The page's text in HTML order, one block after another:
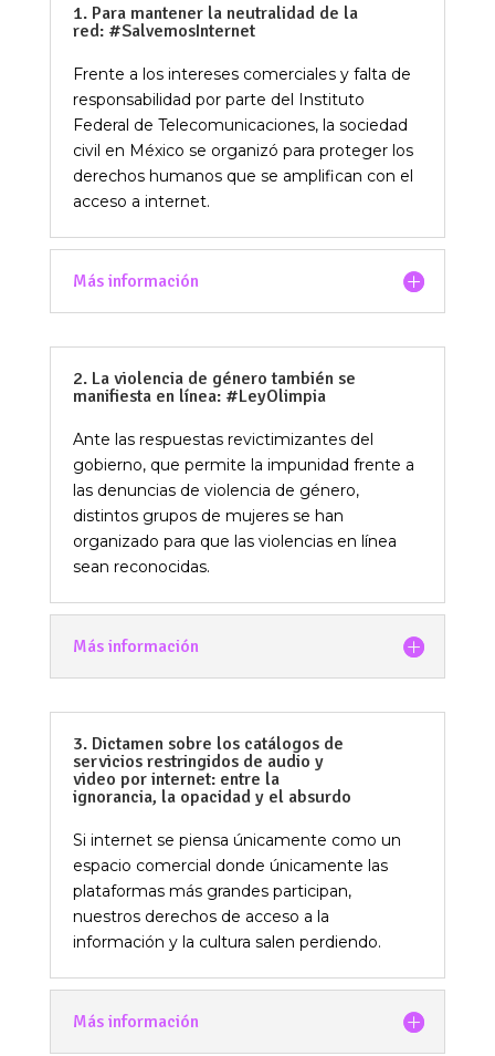
1. Para mantener la neutralidad de la
red: #SalvemosInternet
Frente a los intereses comerciales y falta de
responsabilidad por parte del Instituto
Federal de Telecomunicaciones, la sociedad
civil en México se organizó para proteger los
derechos humanos que se amplifican con el
acceso a internet.
Más información
2. La violencia de género también se
manifiesta en línea: #LeyOlimpia
Ante las respuestas revictimizantes del
gobierno, que permite la impunidad frente a
las denuncias de violencia de género,
distintos grupos de mujeres se han
organizado para que las violencias en línea
sean reconocidas.
Más información
3. Dictamen sobre los catálogos de
servicios restringidos de audio y
video por internet: entre la
ignorancia, la opacidad y el absurdo
Si internet se piensa únicamente como un
espacio comercial donde únicamente las
plataformas más grandes participan,
nuestros derechos de acceso a la
información y la cultura salen perdiendo.
Más información